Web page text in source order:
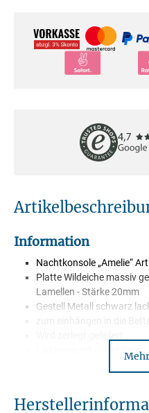
Information
Nachtkonsole „Amelie“
Platte Wildeiche massiv
Lamellen - Stärke 20mm
Gestell Metall schwarz
Lieferung mit Paketdienst
Beschreibung